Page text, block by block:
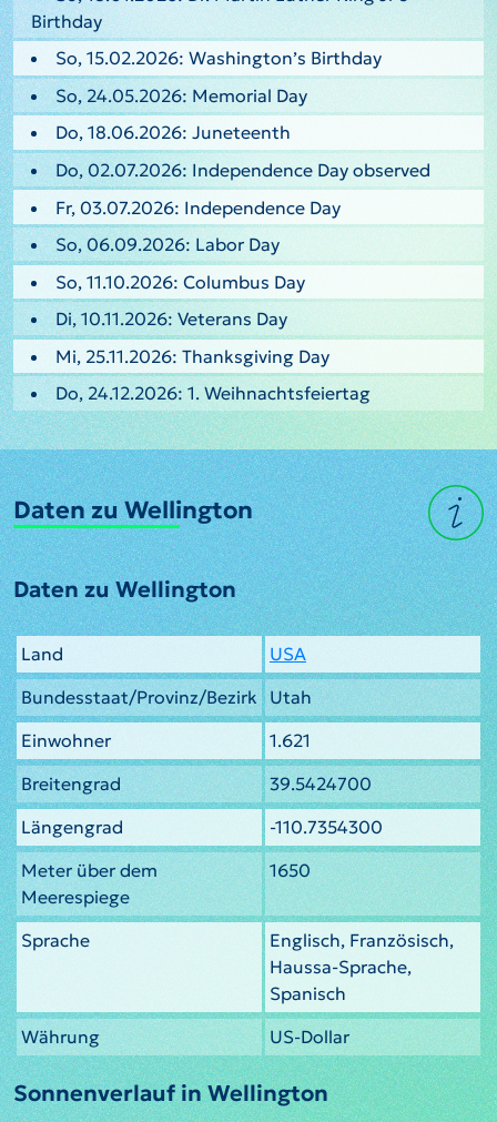
Birthday
So, 15.02.2026: Washington’s Birthday
So, 24.05.2026: Memorial Day
Do, 18.06.2026: Juneteenth
Do, 02.07.2026: Independence Day observed
Fr, 03.07.2026: Independence Day
So, 06.09.2026: Labor Day
So, 11.10.2026: Columbus Day
Di, 10.11.2026: Veterans Day
Mi, 25.11.2026: Thanksgiving Day
Do, 24.12.2026: 1. Weihnachtsfeiertag
Daten zu Wellington
Daten zu Wellington
Land
USA
Bundesstaat/Provinz/Bezirk Utah
Einwohner
1.621
Breitengrad
39.5424700
Längengrad
-110.7354300
Meter über dem
Meerespiege
1650
Sprache
Englisch, Französisch,
Haussa-Sprache,
Spanisch
Währung
US-Dollar
Sonnenverlauf in Wellington